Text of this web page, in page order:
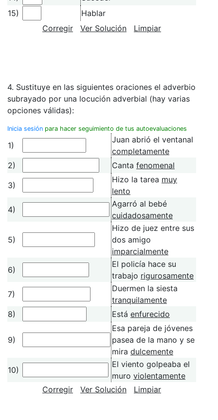
15)
Hablar
Corregir
Ver Solución Limpiar
4. Sustituye en las siguientes oraciones el adverbio
subrayado por una locución adverbial (hay varias
opciones válidas):
Inicia sesión para hacer seguimiento de tus autoevaluaciones
1)
Juan abrió el ventanal
completamente
2)
Canta fenomenal
3)
Hizo la tarea muy
lento
4)
Agarró al bebé
cuidadosamente
5)
Hizo de juez entre sus
dos amigo
imparcialmente
6)
El policía hace su
trabajo rigurosamente
7)
Duermen la siesta
tranquilamente
8)
Está enfurecido
9)
Esa pareja de jóvenes
pasea de la mano y se
mira dulcemente
10)
El viento golpeaba el
muro violentamente
Corregir
Ver Solución Limpiar